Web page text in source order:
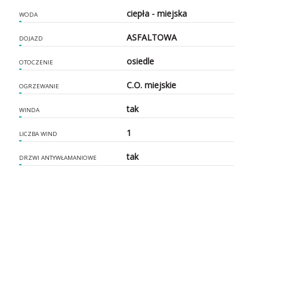
WODA ciepła - miejska
DOJAZD ASFALTOWA
OTOCZENIE osiedle
OGRZEWANIE C.O. miejskie
WINDA tak
LICZBA WIND 1
DRZWI ANTYWŁAMANIOWE tak